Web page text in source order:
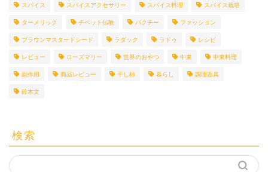
スパイス スパイスアクセサリー スパイス料理 スパイス栽培
ターメリック チベット仏教 パクチー ファッション
ブラウンマスタードシード ラダック ラドゥ レシピ
レビュー ローズマリー 世界のおやつ 中東 中東料理
副作用 商品レビュー 干し柿 暮らし 調理器具
鈴木文
検索